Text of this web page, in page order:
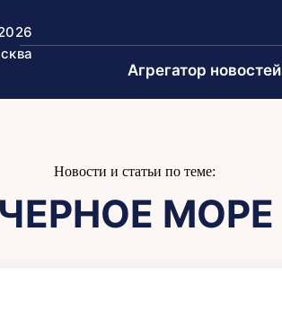
Агрегатор новостей
Новости и статьи по теме:
ЧЕРНОЕ МОРЕ